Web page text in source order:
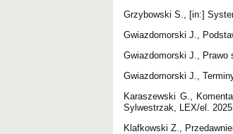
Grzybowski S., [in:]
Gwiazdomorski J.,
Gwiazdomorski J., Prawo
Gwiazdomorski J.,
Karaszewski G.,
Sylwestrzak, LEX/el. 2025.
Klafkowski Z.,